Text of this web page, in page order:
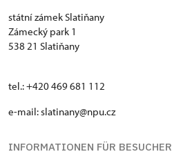
státní zámek Slatiňany
Zámecký park 1
538 21 Slatiňany
tel.: +420 469 681 112
e-mail: slatinany@npu.cz
INFORMATIONEN FÜR BESUCHER